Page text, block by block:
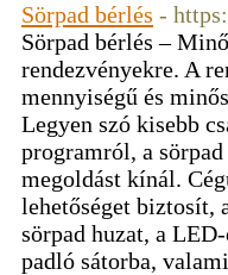
Sörpad bérlés -
Sörpad bérlés –
rendezvényekre. A
mennyiségű és
Legyen szó kisebb
programról, a
megoldást kínál.
lehetőséget biztosít,
sörpad huzat, a
padló sátorba,